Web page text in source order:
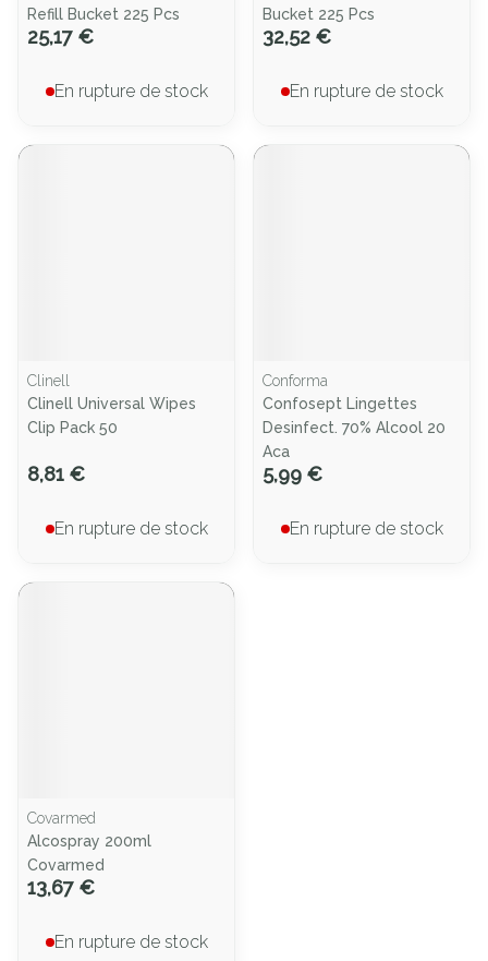
Refill Bucket 225 Pcs
25,17 €
En rupture de stock
Bucket 225 Pcs
32,52 €
En rupture de stock
Clinell
Clinell Universal Wipes
Clip Pack 50
8,81 €
En rupture de stock
Conforma
Confosept Lingettes
Desinfect. 70% Alcool 20
Aca
5,99 €
En rupture de stock
Covarmed
Alcospray 200ml
Covarmed
13,67 €
En rupture de stock